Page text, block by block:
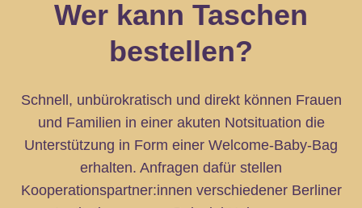
Wer kann Taschen
bestellen?
Schnell, unbürokratisch und direkt können Frauen
und Familien in einer akuten Notsituation die
Unterstützung in Form einer Welcome-Baby-Bag
erhalten. Anfragen dafür stellen
Kooperationspartner:innen verschiedener Berliner